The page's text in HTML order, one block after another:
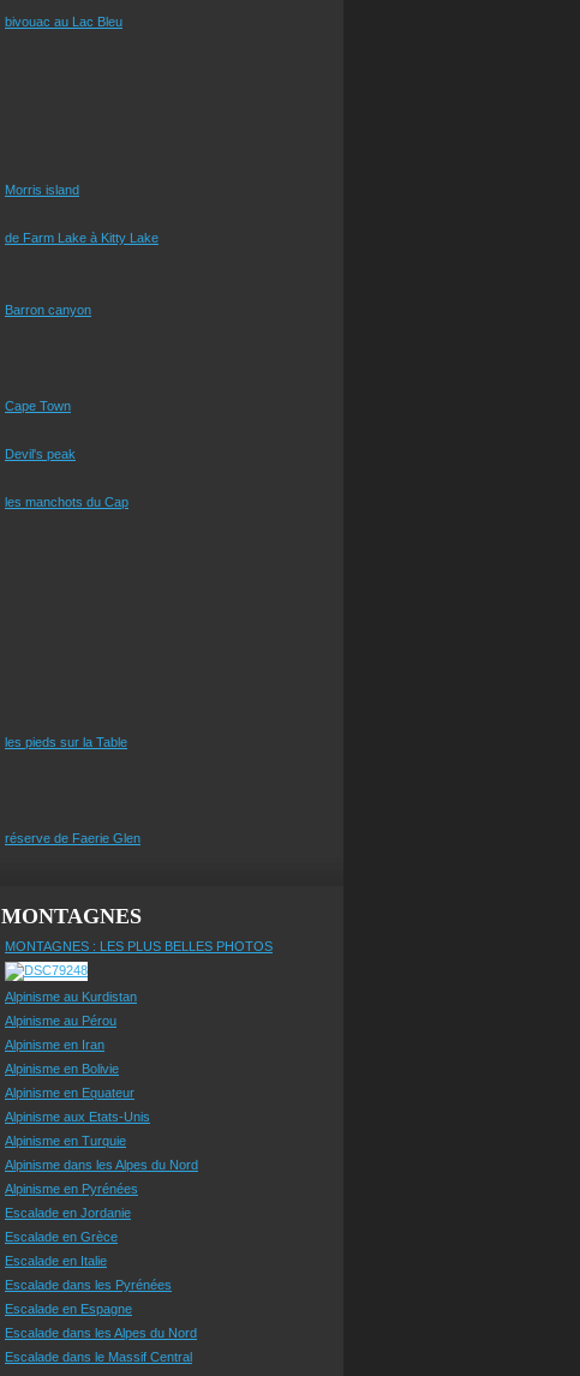
bivouac au Lac Bleu
Morris island
de Farm Lake à Kitty Lake
Barron canyon
Cape Town
Devil's peak
les manchots du Cap
les pieds sur la Table
réserve de Faerie Glen
MONTAGNES
MONTAGNES : LES PLUS BELLES PHOTOS
Alpinisme au Kurdistan
Alpinisme au Pérou
Alpinisme en Iran
Alpinisme en Bolivie
Alpinisme en Equateur
Alpinisme aux Etats-Unis
Alpinisme en Turquie
Alpinisme dans les Alpes du Nord
Alpinisme en Pyrénées
Escalade en Jordanie
Escalade en Grèce
Escalade en Italie
Escalade dans les Pyrénées
Escalade en Espagne
Escalade dans les Alpes du Nord
Escalade dans le Massif Central